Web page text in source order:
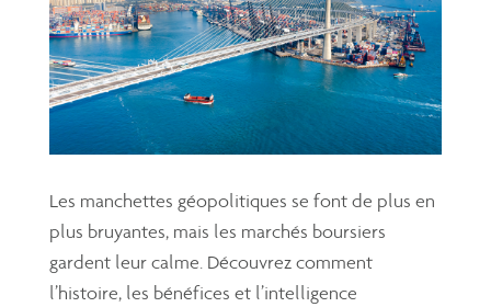
Les manchettes géopolitiques se font de plus en
plus bruyantes, mais les marchés boursiers
gardent leur calme. Découvrez comment
l’histoire, les bénéfices et l’intelligence